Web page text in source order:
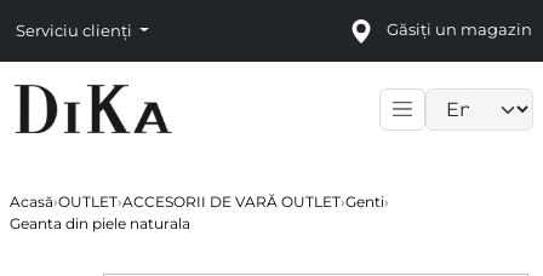
Serviciu clienți Găsiți un magazin
Acasă›OUTLET›ACCESORII DE VARĂ OUTLET›Genti›
Geanta din piele naturala